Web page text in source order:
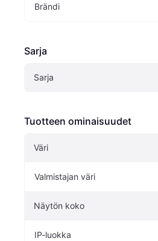
Brändi
Sarja
Sarja
Tuotteen ominaisuudet
Väri
Valmistajan väri
Näytön koko
IP-luokka